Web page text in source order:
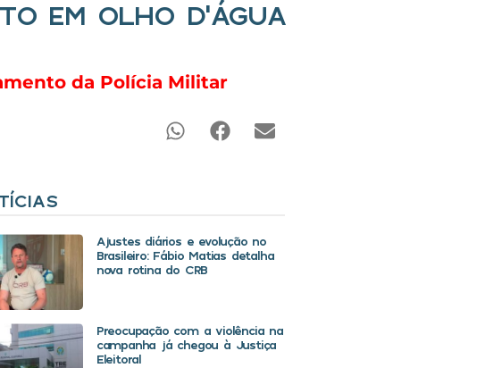
EM OLHO D’ÁGUA
da Polícia Militar
Ajustes diários e evolução no
Brasileiro: Fábio Matias detalha
nova rotina do CRB
Preocupação com a violência na
campanha já chegou à Justiça
Eleitoral